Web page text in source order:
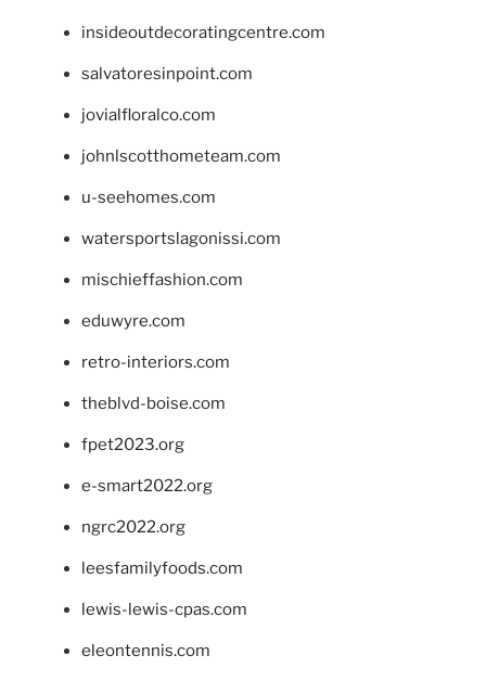
insideoutdecoratingcentre.com
salvatoresinpoint.com
jovialfloralco.com
johnlscotthometeam.com
u-seehomes.com
watersportslagonissi.com
mischieffashion.com
eduwyre.com
retro-interiors.com
theblvd-boise.com
fpet2023.org
e-smart2022.org
ngrc2022.org
leesfamilyfoods.com
lewis-lewis-cpas.com
eleontennis.com